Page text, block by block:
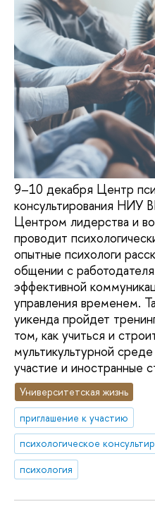
9–10 декабря Центр
консультирования НИУ
Центром лидерства и
проводит
опытные психологи
общении с
эффективной
управления временем.
уикенда пройдет
том, как учиться и
мультикультурной
участие и иностранные
Университетская жизнь
приглашение к участию
психологическое
психология